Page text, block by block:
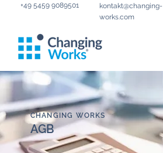
+49 5459 9089501
kontakt@changing-
works.com
CHANGING WORKS
AGB